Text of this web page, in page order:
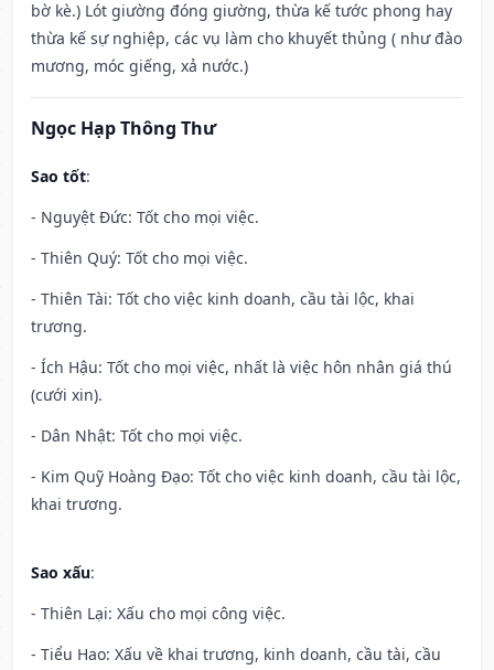
bờ kè.) Lót giường đóng giường, thừa kế tước phong hay
thừa kế sự nghiệp, các vụ làm cho khuyết thủng ( như đào
mương, móc giếng, xả nước.)
Ngọc Hạp Thông Thư
Sao tốt:
- Nguyệt Đức: Tốt cho mọi việc.
- Thiên Quý: Tốt cho mọi việc.
- Thiên Tài: Tốt cho việc kinh doanh, cầu tài lộc, khai
trương.
- Ích Hậu: Tốt cho mọi việc, nhất là việc hôn nhân giá thú
(cưới xin).
- Dân Nhật: Tốt cho mọi việc.
- Kim Quỹ Hoàng Đạo: Tốt cho việc kinh doanh, cầu tài lộc,
khai trương.
Sao xấu:
- Thiên Lại: Xấu cho mọi công việc.
- Tiểu Hao: Xấu về khai trương, kinh doanh, cầu tài, cầu